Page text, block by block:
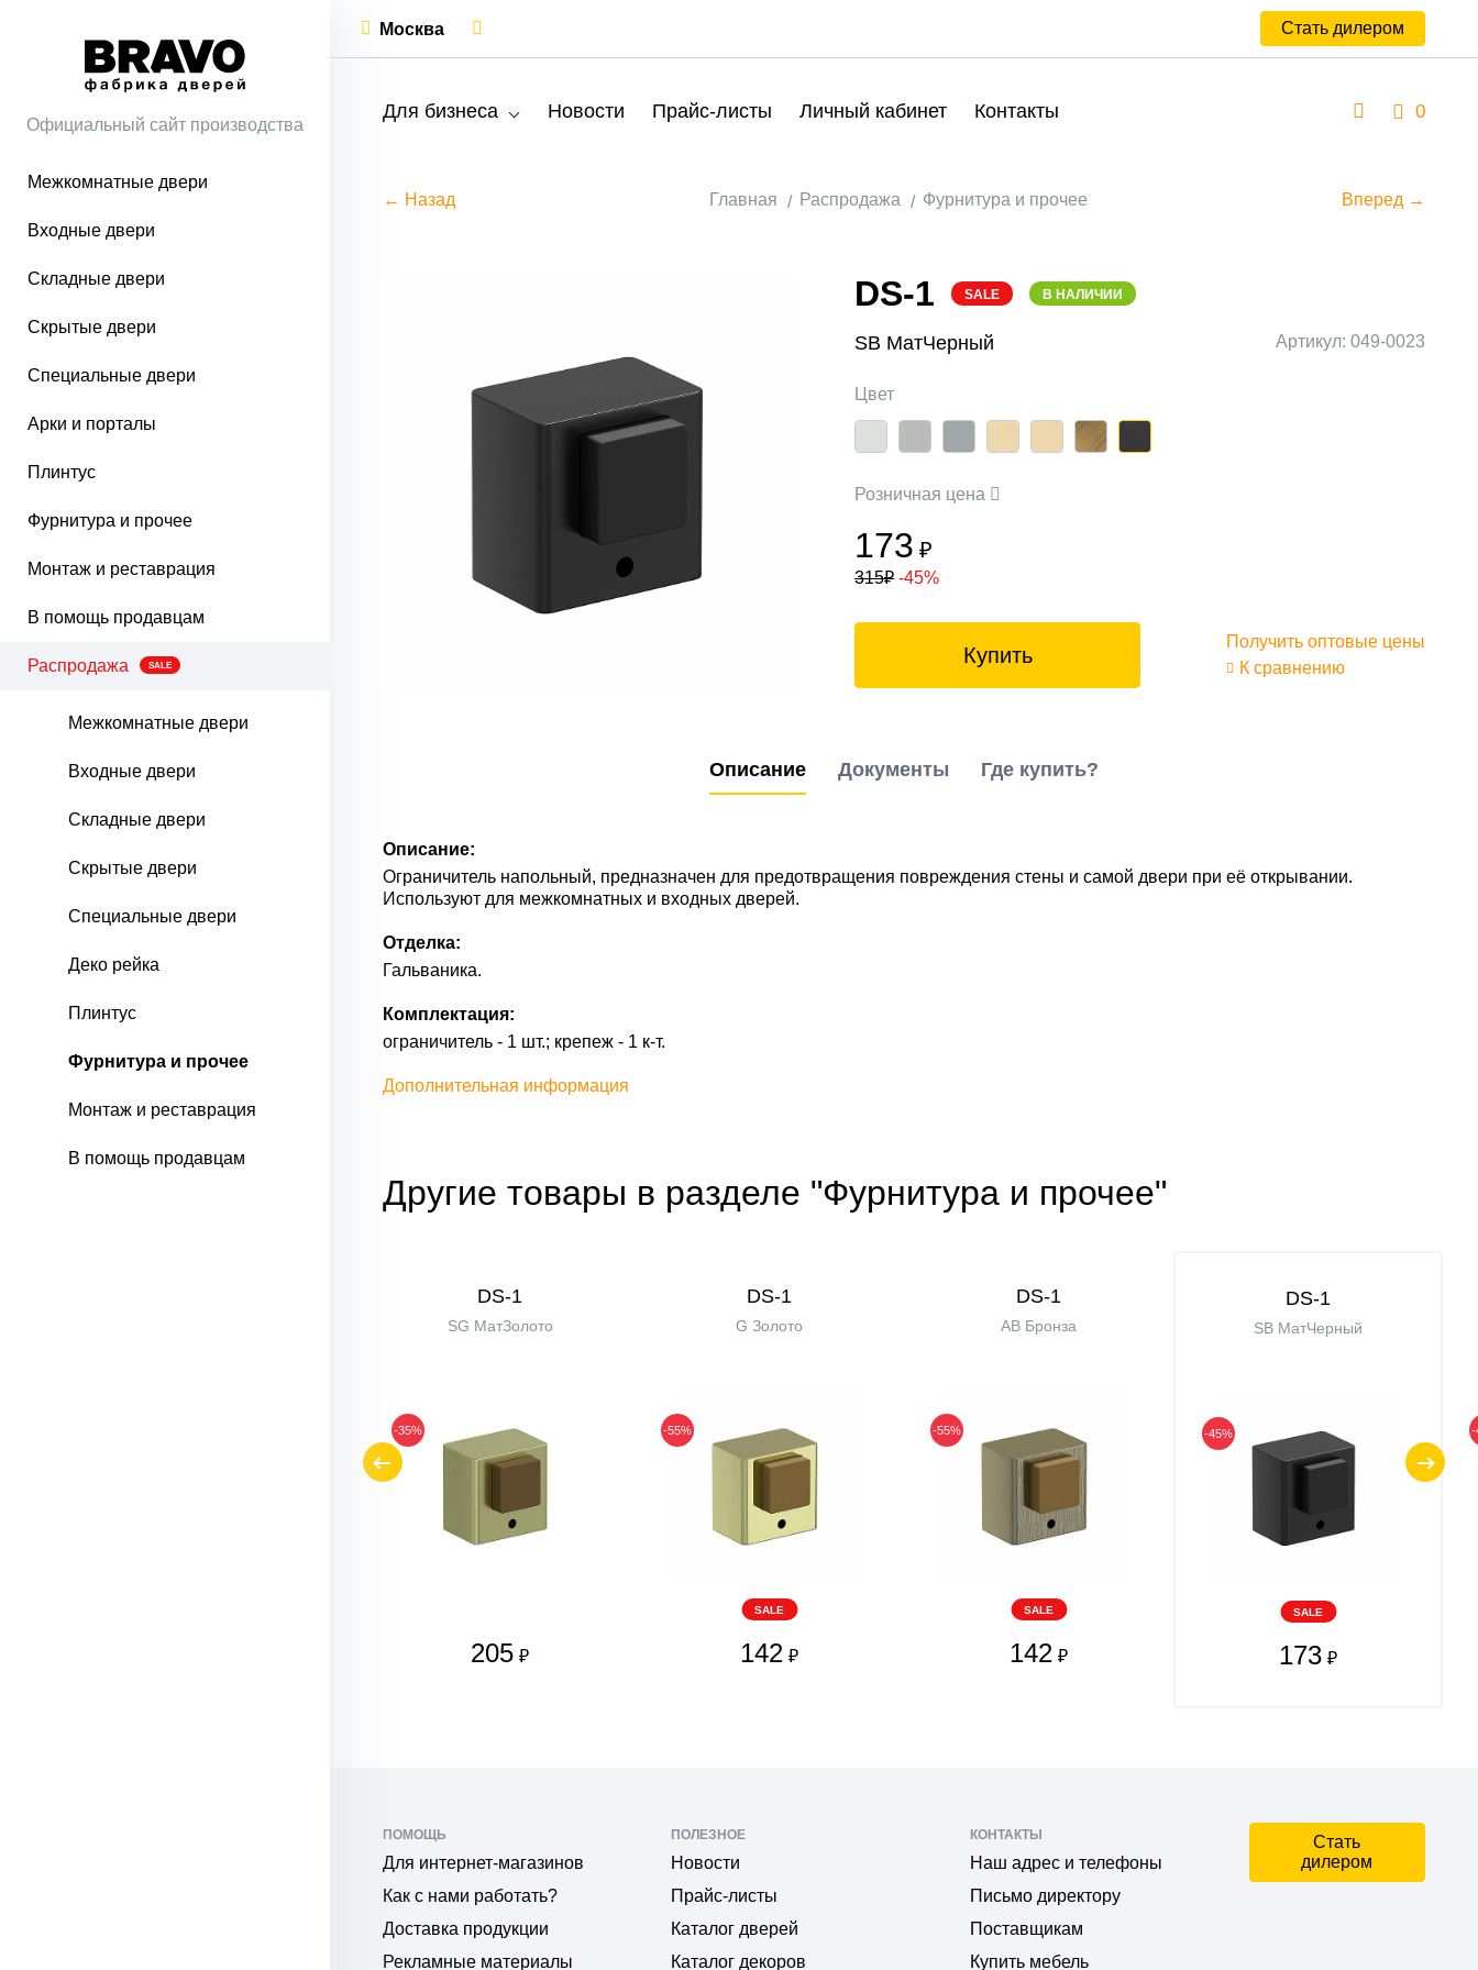
Официальный сайт производства
Межкомнатные двери
Входные двери
Складные двери
Скрытые двери
Специальные двери
Арки и порталы
Плинтус
Фурнитура и прочее
Монтаж и реставрация
В помощь продавцам
Распродажа SALE
Межкомнатные двери
Входные двери
Складные двери
Скрытые двери
Специальные двери
Деко рейка
Плинтус
Фурнитура и прочее
Монтаж и реставрация
В помощь продавцам
Москва Стать дилером
Для бизнеса Новости Прайс-листы Личный кабинет Контакты 0
← Назад Главная Распродажа Фурнитура и прочее Вперед →
DS-1 SALE В НАЛИЧИИ
SB МатЧерный Артикул: 049-0023
Цвет
Розничная цена
173 ₽
315₽ -45%
Купить
Получить оптовые цены
К сравнению
Описание Документы Где купить?
Описание:
Ограничитель напольный, предназначен для предотвращения повреждения стены и самой двери при её открывании.
Используют для межкомнатных и входных дверей.
Отделка:
Гальваника.
Комплектация:
ограничитель - 1 шт.; крепеж - 1 к-т.
Дополнительная информация
Другие товары в разделе "Фурнитура и прочее"
DS-1
SG МатЗолото
-35%
205 ₽
DS-1
G Золото
-55%
SALE
142 ₽
DS-1
AB Бронза
-55%
SALE
142 ₽
DS-1
SB МатЧерный
-45%
SALE
173 ₽
-
ПОМОЩЬ
Для интернет-магазинов
Как с нами работать?
Доставка продукции
Рекламные материалы
ПОЛЕЗНОЕ
Новости
Прайс-листы
Каталог дверей
Каталог декоров
КОНТАКТЫ
Наш адрес и телефоны
Письмо директору
Поставщикам
Купить мебель
Стать
дилером